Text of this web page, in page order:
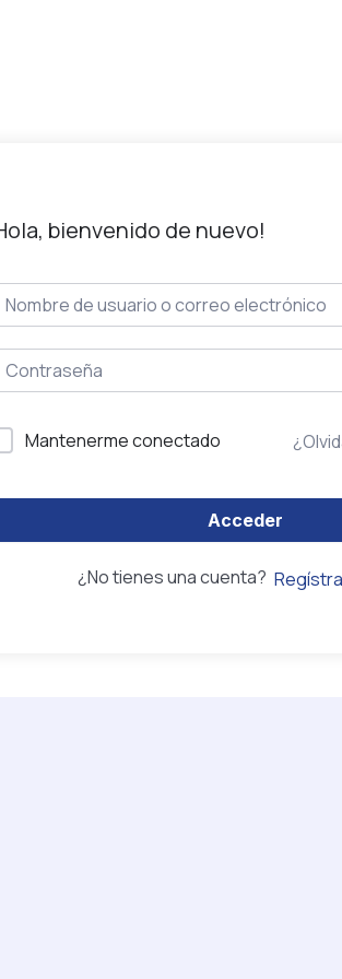
bienvenido de nuevo!
Mantenerme conectado
Acceder
¿No tienes una cuenta?